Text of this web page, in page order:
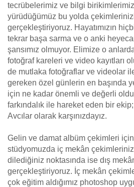
tecrübelerimiz ve bilgi
yürüdüğümüz bu yolda
gerçekleştiriyoruz. Hayatımızın
tekrar başa sarma ve o anki
şansımız olmuyor. Elimize o
fotoğraf kareleri ve video kayıtları
de mutlaka fotoğraflar ve videolar ile
gereken özel günlerin en başında
için ne kadar önemli ve değerli
farkındalık ile hareket eden bir
Avcılar olarak karşınızdayız.
Gelin ve damat albüm çekimleri için
stüdyomuzda iç mekân
dilediğiniz noktasında ise dış
gerçekleştiriyoruz. İç mekân
çok eğitim aldığımız photoshop